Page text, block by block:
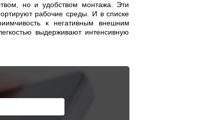
но и удобством монтажа. Эти
рабочие среды. И в списке
к негативным внешним
выдерживают интенсивную